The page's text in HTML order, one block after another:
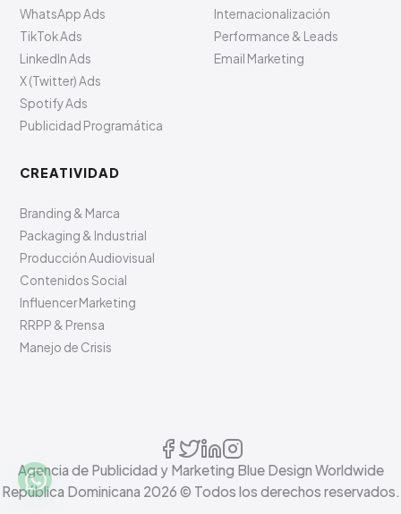
WhatsApp Ads
TikTok Ads
LinkedIn Ads
X (Twitter) Ads
Spotify Ads
Publicidad Programática
Internacionalización
Performance & Leads
Email Marketing
CREATIVIDAD
Branding & Marca
Packaging & Industrial
Producción Audiovisual
Contenidos Social
Influencer Marketing
RRPP & Prensa
Manejo de Crisis
Agencia de Publicidad y Marketing Blue Design Worldwide
República Dominicana 2026 © Todos los derechos reservados.